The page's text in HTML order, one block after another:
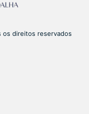
os direitos reservados